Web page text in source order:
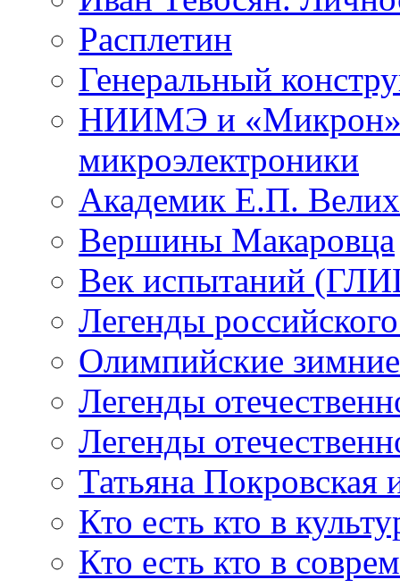
Расплетин
Генеральный
НИИМЭ и «Микрон»
микроэлектроники
Академик Е.П.
Вершины Макаровца
Век испытаний
Легенды
Олимпийские
Легенды
Легенды
Татьяна Покровская
Кто есть кто в
Кто есть кто в